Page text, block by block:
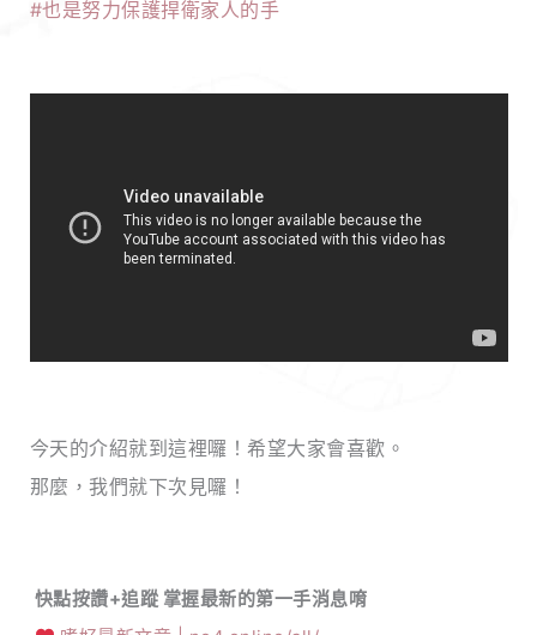
#也是努力保護捍衛家人的手
今天的介紹就到這裡囉！希望大家會喜歡。
那麼，我們就下次見囉！
快點按讚+追蹤 掌握最新的第一手消息唷